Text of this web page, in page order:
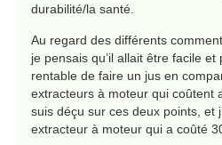
durabilité/la santé.
Au regard des différents
je pensais qu’il allait être facile
rentable de faire un jus en
extracteurs à moteur qui coûtent
suis déçu sur ces deux points, et
extracteur à moteur qui a coûté